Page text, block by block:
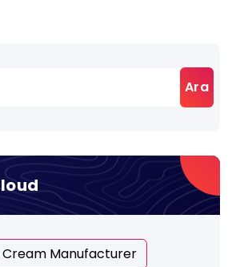
Cream Manufacturer